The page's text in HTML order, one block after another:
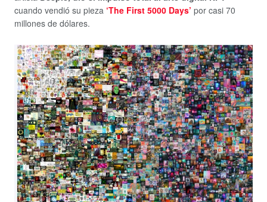
cuando vendió su pieza ‘The First 5000 Days’ por casi 70
millones de dólares.